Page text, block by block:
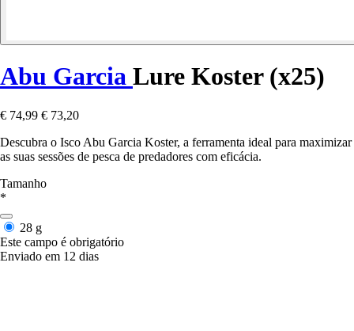
Abu Garcia Lure Koster (x25)
€ 74,99 € 73,20
Descubra o Isco Abu Garcia Koster, a ferramenta ideal para maximizar
as suas sessões de pesca de predadores com eficácia.
Tamanho
*
28 g
Este campo é obrigatório
Enviado em 12 dias